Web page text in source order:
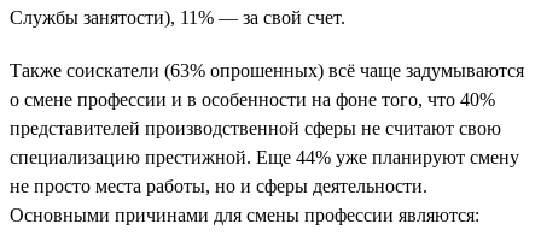
Службы занятости), 11% — за свой счет.
Также соискатели (63% опрошенных) всё чаще задумываются
о смене профессии и в особенности на фоне того, что 40%
представителей производственной сферы не считают свою
специализацию престижной. Еще 44% уже планируют смену
не просто места работы, но и сферы деятельности.
Основными причинами для смены профессии являются: